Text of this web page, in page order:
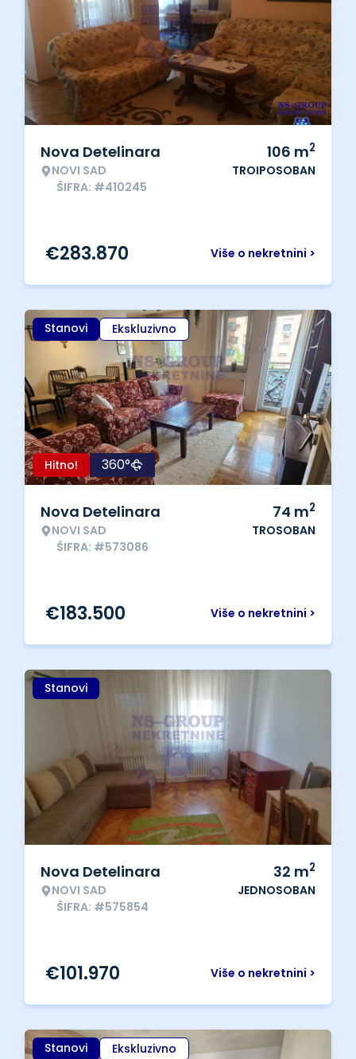
Nova Detelinara
NOVI SAD
ŠIFRA: #410245
106 m2
TROIPOSOBAN
Više o nekretnini >
€283.870
Stanovi Ekskluzivno
Hitno! 360°
Nova Detelinara
NOVI SAD
ŠIFRA: #573086
74 m2
TROSOBAN
Više o nekretnini >
€183.500
Stanovi
Nova Detelinara
NOVI SAD
ŠIFRA: #575854
32 m2
JEDNOSOBAN
Više o nekretnini >
€101.970
Stanovi Ekskluzivno